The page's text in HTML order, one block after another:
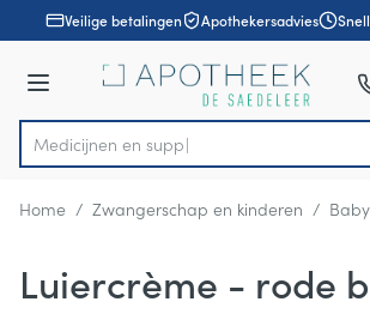
Ga naar de inhoud
1 van 1Veilige betalingen Apothekersadvies
Menu
Product, merk, categorie...
Home / Zwangerschap en kinderen / Baby
Luiercrème - rode